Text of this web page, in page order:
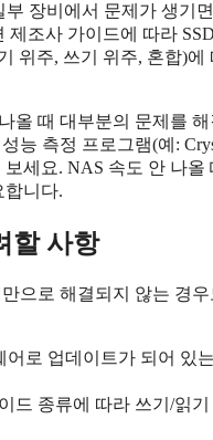
장비에서 문제가 생기
제조사 가이드에 따라
위주, 쓰기 위주, 혼합)
올 때 대부분의 문제를
측정 프로그램(예:
보세요. NAS 속도 안 나
합니다.
할 사항
으로 해결되지 않는 경
어로 업데이트가 되어 있
드 종류에 따라 쓰기/읽